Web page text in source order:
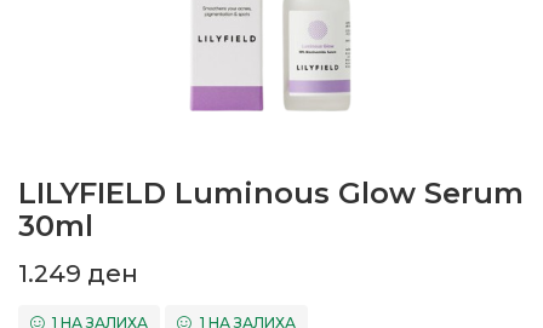
LILYFIELD Luminous Glow Serum
30ml
1.249 ден
1 НА ЗАЛИХА 1 НА ЗАЛИХА